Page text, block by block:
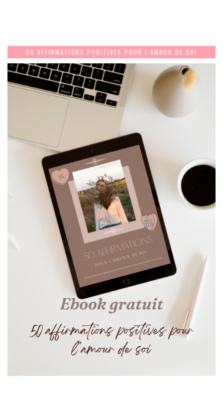
50 AFFIRMATIONS POSITIVES POUR L’AMOUR DE SOI